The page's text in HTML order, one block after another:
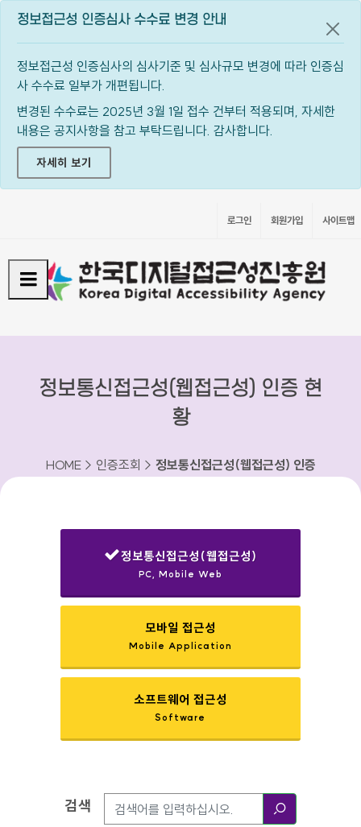
정보접근성 인증심사 수수료 변경 안내
정보접근성 인증심사의 심사기준 및 심사규모 변경에 따라 인증심
사 수수료 일부가 개편됩니다.
변경된 수수료는 2025년 3월 1일 접수 건부터 적용되며, 자세한
내용은 공지사항을 참고 부탁드립니다. 감사합니다.
자세히 보기
공지
로그인 회원가입 사이트맵
정보통신접근성(웹접근성) 인증 현
황
HOME > 인증조회 > 정보통신접근성(웹접근성) 인증
정보통신접근성(웹접근성)
PC, Mobile Web
모바일 접근성
Mobile Application
소프트웨어 접근성
Software
검색옵션
검색